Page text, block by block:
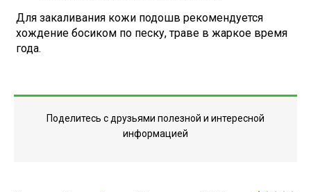
Для закаливания кожи подошв рекомендуется
хождение босиком по песку, траве в жаркое время
года.
Поделитесь с друзьями полезной и интересной
информацией